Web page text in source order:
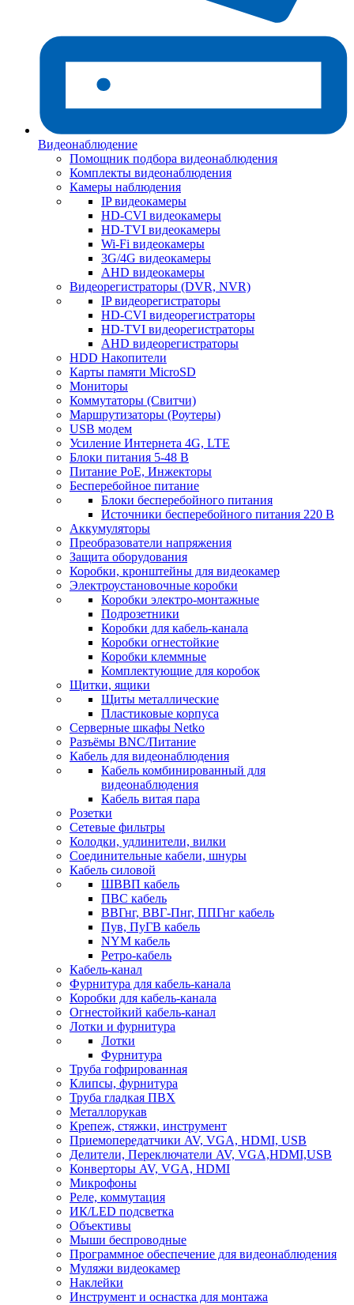
Видеонаблюдение
Помощник подбора видеонаблюдения
Комплекты видеонаблюдения
Камеры наблюдения
IP видеокамеры
HD-CVI видеокамеры
HD-TVI видеокамеры
Wi-Fi видеокамеры
3G/4G видеокамеры
AHD видеокамеры
Видеорегистраторы (DVR, NVR)
IP видеорегистраторы
HD-CVI видеорегистраторы
HD-TVI видеорегистраторы
AHD видеорегистраторы
HDD Накопители
Карты памяти MicroSD
Мониторы
Коммутаторы (Свитчи)
Маршрутизаторы (Роутеры)
USB модем
Усиление Интернета 4G, LTE
Блоки питания 5-48 В
Питание PoE, Инжекторы
Бесперебойное питание
Блоки бесперебойного питания
Источники бесперебойного питания 220 В
Аккумуляторы
Преобразователи напряжения
Защита оборудования
Коробки, кронштейны для видеокамер
Электроустановочные коробки
Коробки электро-монтажные
Подрозетники
Коробки для кабель-канала
Коробки огнестойкие
Коробки клеммные
Комплектующие для коробок
Щитки, ящики
Щиты металлические
Пластиковые корпуса
Серверные шкафы Netko
Разъёмы BNC/Питание
Кабель для видеонаблюдения
Кабель комбинированный для
видеонаблюдения
Кабель витая пара
Розетки
Сетевые фильтры
Колодки, удлинители, вилки
Соединительные кабели, шнуры
Кабель силовой
ШВВП кабель
ПВС кабель
ВВГнг, ВВГ-Пнг, ППГнг кабель
Пув, ПуГВ кабель
NYM кабель
Ретро-кабель
Кабель-канал
Фурнитура для кабель-канала
Коробки для кабель-канала
Огнестойкий кабель-канал
Лотки и фурнитура
Лотки
Фурнитура
Труба гофрированная
Клипсы, фурнитура
Труба гладкая ПВХ
Металлорукав
Крепеж, стяжки, инструмент
Приемопередатчики AV, VGA, HDMI, USB
Делители, Переключатели AV, VGA,HDMI,USB
Конверторы AV, VGA, HDMI
Микрофоны
Реле, коммутация
ИК/LED подсветка
Объективы
Мыши беспроводные
Программное обеспечение для видеонаблюдения
Муляжи видеокамер
Наклейки
Инструмент и оснастка для монтажа